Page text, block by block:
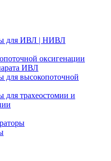
для ИВЛ | НИВЛ
оксигенации
ИВЛ
для высокопоточной
для трахеостомии и